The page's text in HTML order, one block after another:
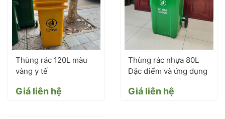
Thùng rác 120L màu
vàng y tế
Giá liên hệ
Thùng rác nhựa 80L
Đặc điểm và ứng dụng
Giá liên hệ